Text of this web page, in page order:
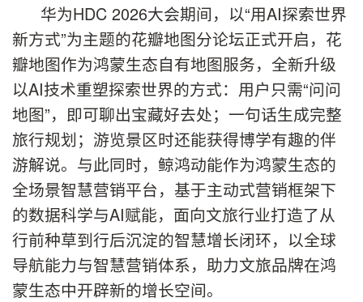
华为HDC 2026大会期间，以“用AI探索世界
新方式”为主题的花瓣地图分论坛正式开启，花
瓣地图作为鸿蒙生态自有地图服务，全新升级
以AI技术重塑探索世界的方式：用户只需“问问
地图”，即可聊出宝藏好去处；一句话生成完整
旅行规划；游览景区时还能获得博学有趣的伴
游解说。与此同时，鲸鸿动能作为鸿蒙生态的
全场景智慧营销平台，基于主动式营销框架下
的数据科学与AI赋能，面向文旅行业打造了从
行前种草到行后沉淀的智慧增长闭环，以全球
导航能力与智慧营销体系，助力文旅品牌在鸿
蒙生态中开辟新的增长空间。